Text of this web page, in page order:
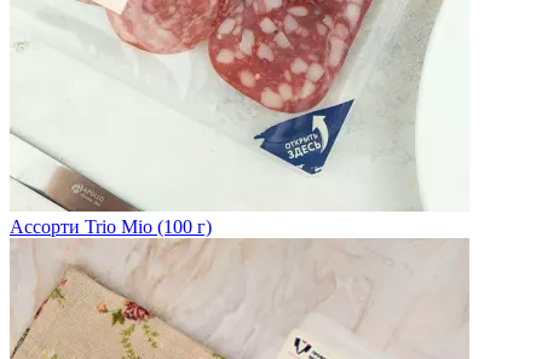
Ассорти Trio Mio (100 г)